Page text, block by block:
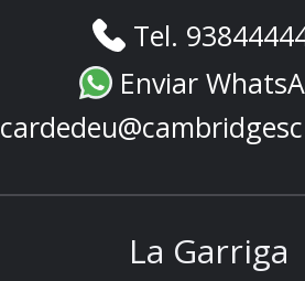
Tel.
Enviar
La Garriga